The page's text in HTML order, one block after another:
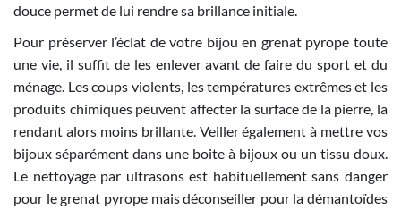
douce permet de lui rendre sa brillance initiale.
Pour préserver l’éclat de votre bijou en grenat pyrope toute
une vie, il suffit de les enlever avant de faire du sport et du
ménage. Les coups violents, les températures extrêmes et les
produits chimiques peuvent affecter la surface de la pierre, la
rendant alors moins brillante. Veiller également à mettre vos
bijoux séparément dans une boite à bijoux ou un tissu doux.
Le nettoyage par ultrasons est habituellement sans danger
pour le grenat pyrope mais déconseiller pour la démantoïdes